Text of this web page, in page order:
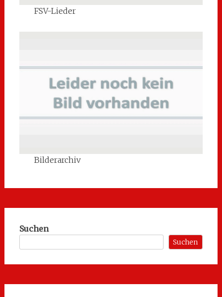
FSV-Lieder
Bilderarchiv
Suchen
Suchen